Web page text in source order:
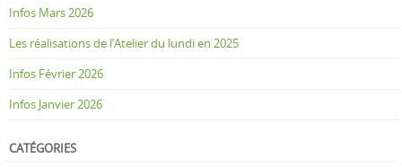
Infos Mars 2026
Les réalisations de l’Atelier du lundi en 2025
Infos Février 2026
Infos Janvier 2026
CATÉGORIES